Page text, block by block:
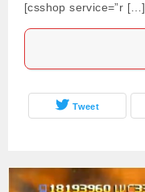
[csshop service=”r […]
Tweet